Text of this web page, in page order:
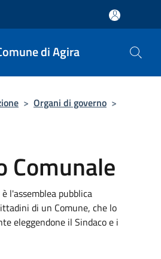
di Agira
> Organi di governo >
Comunale
l'assemblea pubblica
di un Comune, che lo
eleggendone il Sindaco e i